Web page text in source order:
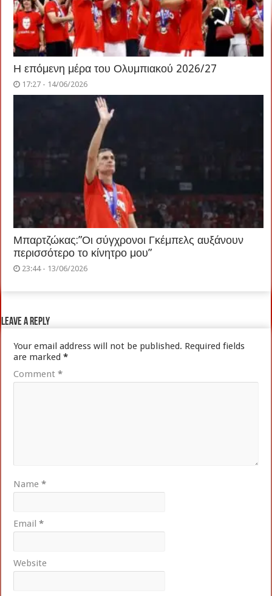
Η επόμενη μέρα του Ολυμπιακού 2026/27
17:27 - 14/06/2026
Μπαρτζώκας:”Οι σύγχρονοι Γκέμπελς αυξάνουν
περισσότερο το κίνητρο μου”
23:44 - 13/06/2026
Leave a Reply
Your email address will not be published. Required fields
are marked*
Comment*
Name*
Email*
Website